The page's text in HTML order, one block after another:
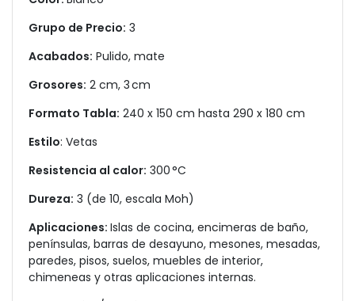
Grupo de Precio: 3
Acabados: Pulido, mate
Grosores: 2 cm, 3 cm
Formato Tabla: 240 x 150 cm hasta 290 x 180 cm
Estilo: Vetas
Resistencia al calor: 300 °C
Dureza: 3 (de 10, escala Moh)
Aplicaciones: Islas de cocina, encimeras de baño,
penínsulas, barras de desayuno, mesones, mesadas,
paredes, pisos, suelos, muebles de interior,
chimeneas y otras aplicaciones internas.